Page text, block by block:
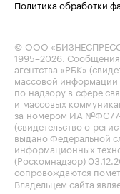
Политика обработки
© ООО
1995–2026 .
агентства «РБК»
массовой
по надзору в сфере
и массовых
за номером ИА №ФС77-
(свидетельство о
выдано Федеральной
информационных
(Роскомнадзор)
сопровождаются
Владельцем сайта